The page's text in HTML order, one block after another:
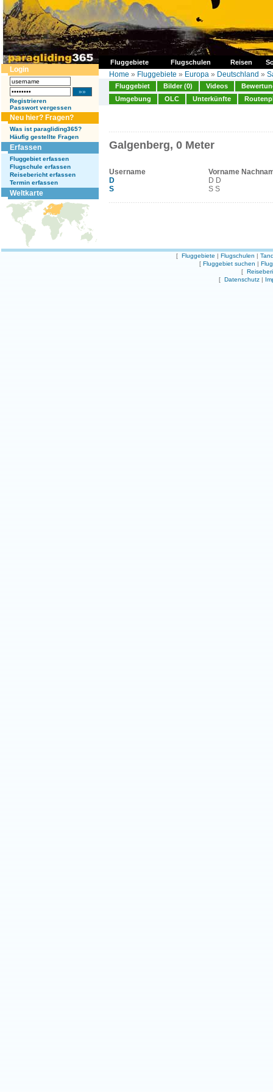
Fluggebiete Flugschulen Reisen
Login
Registrieren
Passwort vergessen
Neu hier? Fragen?
Was ist paragliding365?
Häufig gestellte Fragen
Erfassen
Fluggebiet erfassen
Flugschule erfassen
Reisebericht erfassen
Termin erfassen
Weltkarte
Home » Fluggebiete » Europa » Deutschland »
Fluggebiet Bilder (0) Videos
Umgebung
OLC Unterkünfte
Galgenberg, 0 Meter
Username
Vorname
D
D D
S
S S
[ Fluggebiete | Flugschulen |
[ Fluggebiet suchen |
[
[ Datenschutz |